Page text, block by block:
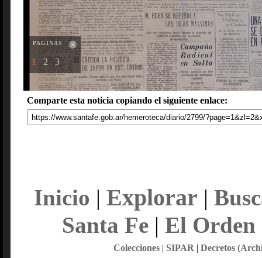
PAGINAS
1 2 3
Comparte esta noticia copiando el siguiente enlace:
Inicio | Explorar |
Santa Fe| El Orden
Colecciones| SIPAR | Decretos